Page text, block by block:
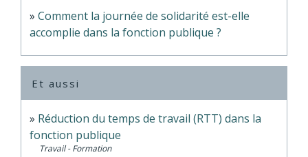
Comment la journée de solidarité est-elle
accomplie dans la fonction publique ?
Et aussi
Réduction du temps de travail (RTT) dans la
fonction publique
Travail - Formation